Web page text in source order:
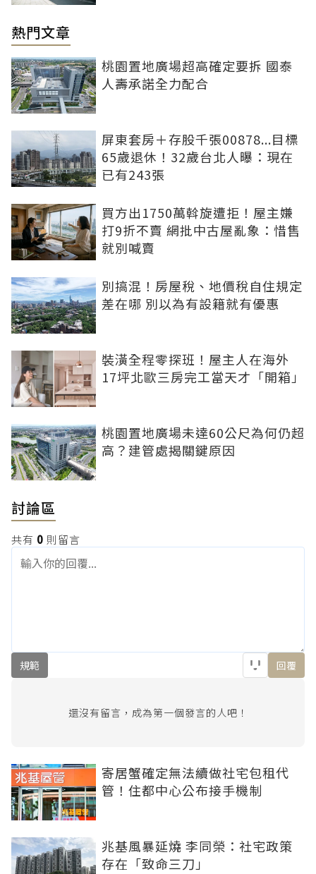
熱門文章
桃園置地廣場超高確定要拆 國泰
人壽承諾全力配合
屏東套房＋存股千張00878...目標
65歲退休！32歲台北人曝：現在
已有243張
買方出1750萬斡旋遭拒！屋主嫌
打9折不賣 網批中古屋亂象：惜售
就別喊賣
別搞混！房屋稅、地價稅自住規定
差在哪 別以為有設籍就有優惠
裝潢全程零探班！屋主人在海外
17坪北歐三房完工當天才「開箱」
桃園置地廣場未達60公尺為何仍超
高？建管處揭關鍵原因
討論區
共有 0 則留言
規範 回覆
還沒有留言，成為第一個發言的人吧！
寄居蟹確定無法續做社宅包租代
管！住都中心公布接手機制
兆基風暴延燒 李同榮：社宅政策
存在「致命三刀」